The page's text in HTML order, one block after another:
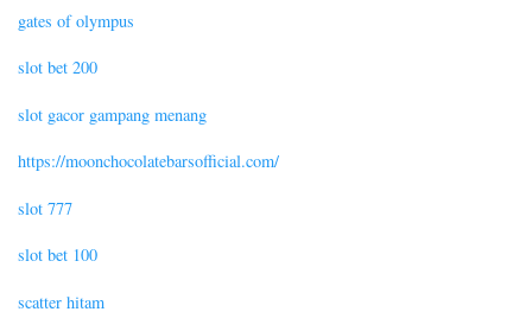
gates of olympus
slot bet 200
slot gacor gampang menang
https://moonchocolatebarsofficial.com/
slot 777
slot bet 100
scatter hitam